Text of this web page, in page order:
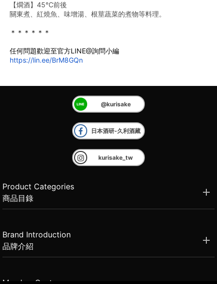
【燗酒】45℃前後
關東煮、紅燒魚、味增湯、根莖蔬菜的煮物等料理。
＊＊＊＊＊＊
任何問題歡迎至官方LINE@詢問小編
https://lin.ee/BrM8GQn
@kurisake
日本酒研-久利酒藏
kurisake_tw
Product Categories
商品目錄
Brand Introduction
品牌介紹